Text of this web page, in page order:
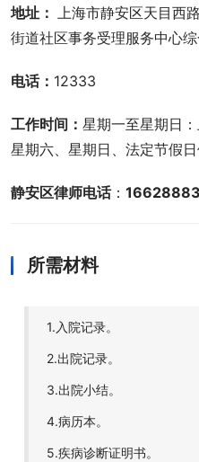
地址： 上海市静安区天目西
街道社区事务受理服务中心
电话： 12333
工作时间： 星期一至星期日
星期六、星期日、法定节假日
静安区律师电话：
所需材料
1.入院记录。
2.出院记录。
3.出院小结。
4.病历本。
5.疾病诊断证明书。